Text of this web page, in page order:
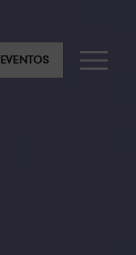
EVENTOS